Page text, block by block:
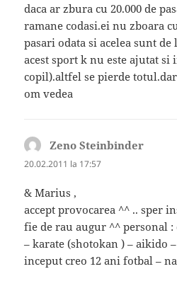
daca ar zbura cu 20.000 de
ramane codasi.ei nu zboara
pasari odata si acelea sunt
acest sport k nu este ajutat
copil).altfel se pierde
om vedea
Zeno Steinbinder
20.02.2011 la 17:57
& Marius ,
accept provocarea ^^ .. sper
fie de rau augur ^^ personal :
– karate (shotokan ) – aikido
inceput creo 12 ani fotbal –